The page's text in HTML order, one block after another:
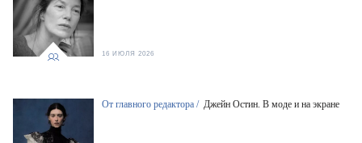
16 ИЮЛЯ 2026
От главного редактора / Джейн Остин. В моде и на экране